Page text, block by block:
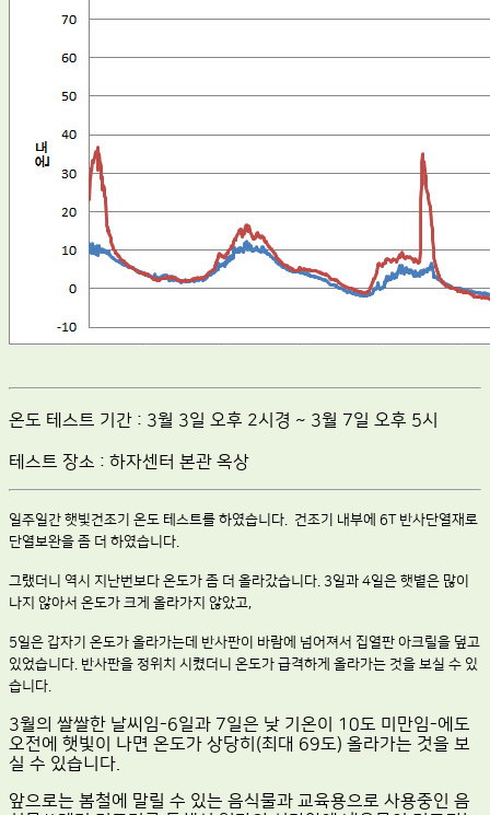
온도 테스트 기간 : 3월 3일 오후 2시경 ~ 3월 7일 오후 5시
테스트 장소 : 하자센터 본관 옥상
일주일간 햇빛건조기 온도 테스트를 하였습니다. 건조기 내부에 6T 반사단열재로
단열보완을 좀 더 하였습니다.
그랬더니 역시 지난번보다 온도가 좀 더 올라갔습니다. 3일과 4일은 햇볕은 많이
나지 않아서 온도가 크게 올라가지 않았고,
5일은 갑자기 온도가 올라가는데 반사판이 바람에 넘어져서 집열판 아크릴을 덮고
있었습니다. 반사판을 정위치 시켰더니 온도가 급격하게 올라가는 것을 보실 수 있
습니다.
3월의 쌀쌀한 날씨임-6일과 7일은 낮 기온이 10도 미만임-에도
오전에 햇빛이 나면 온도가 상당히(최대 69도) 올라가는 것을 보
실 수 있습니다.
앞으로는 봄철에 말릴 수 있는 음식물과 교육용으로 사용중인 음